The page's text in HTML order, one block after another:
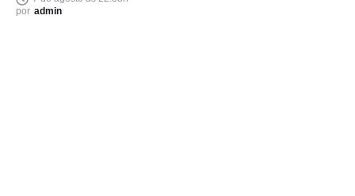
por admin